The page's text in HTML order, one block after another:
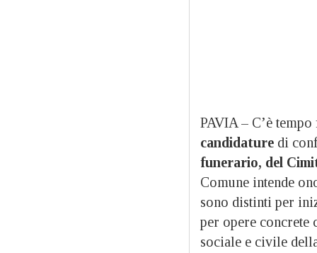
PAVIA – C’è
candidature di
funerario, del
Comune intende
sono distinti per
per opere
sociale e civile